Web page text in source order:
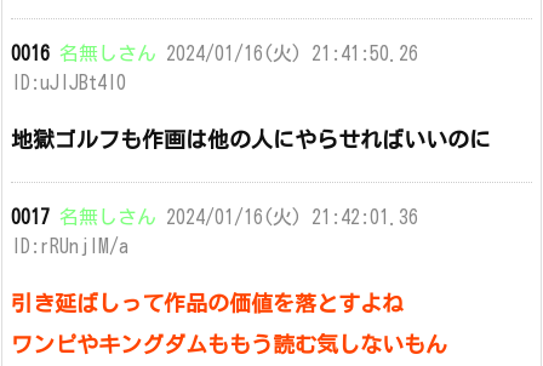
0016 名無しさん 2024/01/16(火) 21:41:50.26
ID:uJlJBt4l0
地獄ゴルフも作画は他の人にやらせればいいのに
0017 名無しさん 2024/01/16(火) 21:42:01.36
ID:rRUnjlM/a
引き延ばしって作品の価値を落とすよね
ワンピやキングダムももう読む気しないもん